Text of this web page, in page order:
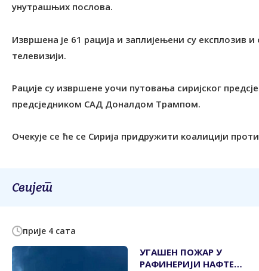
унутрашњих послова.
Извршена је 61 рација и заплијењени су експлозив
телевизији.
Рације су извршене уочи путовања сиријског
предсједником САД Доналдом Трампом.
Очекује се ће се Сирија придружити коалицији
Свијет
прије 4 сата
УГАШЕН ПОЖАР У
РАФИНЕРИЈИ НАФТЕ